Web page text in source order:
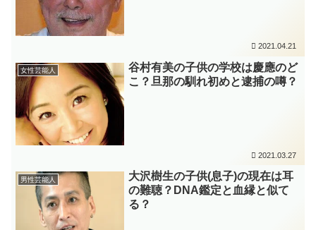
2021.04.21
女性芸能人
谷村有美の子供の学校は慶應のど
こ？旦那の馴れ初めと逮捕の噂？
2021.03.27
男性芸能人
大沢樹生の子供(息子)の現在は耳
の難聴？DNA鑑定と血縁と似て
る？